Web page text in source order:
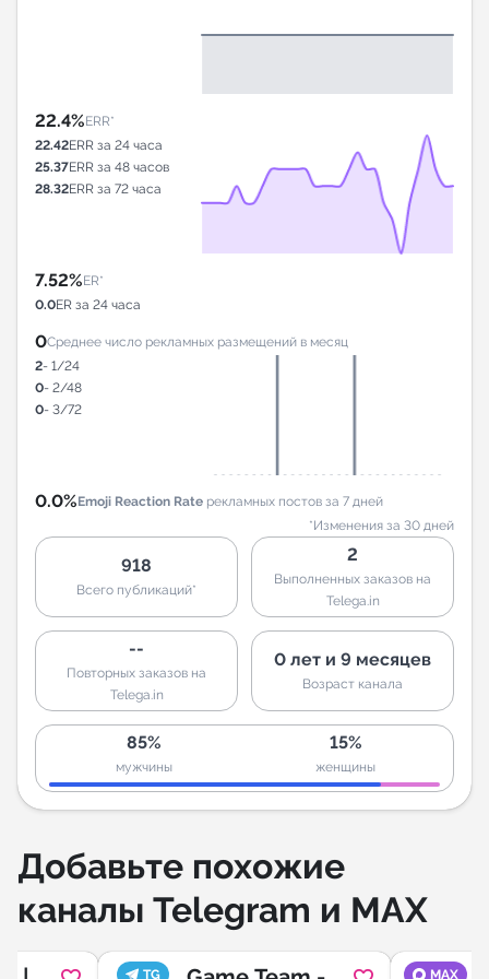
22.4%ERR*
22.42ERR за 24 часа
25.37ERR за 48 часов
28.32ERR за 72 часа
7.52%ER*
0.0ER за 24 часа
0Среднее число рекламных размещений в месяц
2- 1/24
0- 2/48
0- 3/72
0.0%Emoji Reaction Rate рекламных постов за 7 дней
*Изменения за 30 дней
918
Всего публикаций*
2
Выполненных заказов на
Telega.in
--
Повторных заказов на
Telega.in
0 лет и 9 месяцев
Возраст канала
85%
мужчины
15%
женщины
Добавьте похожие
каналы Telegram и MAX
TG MAX